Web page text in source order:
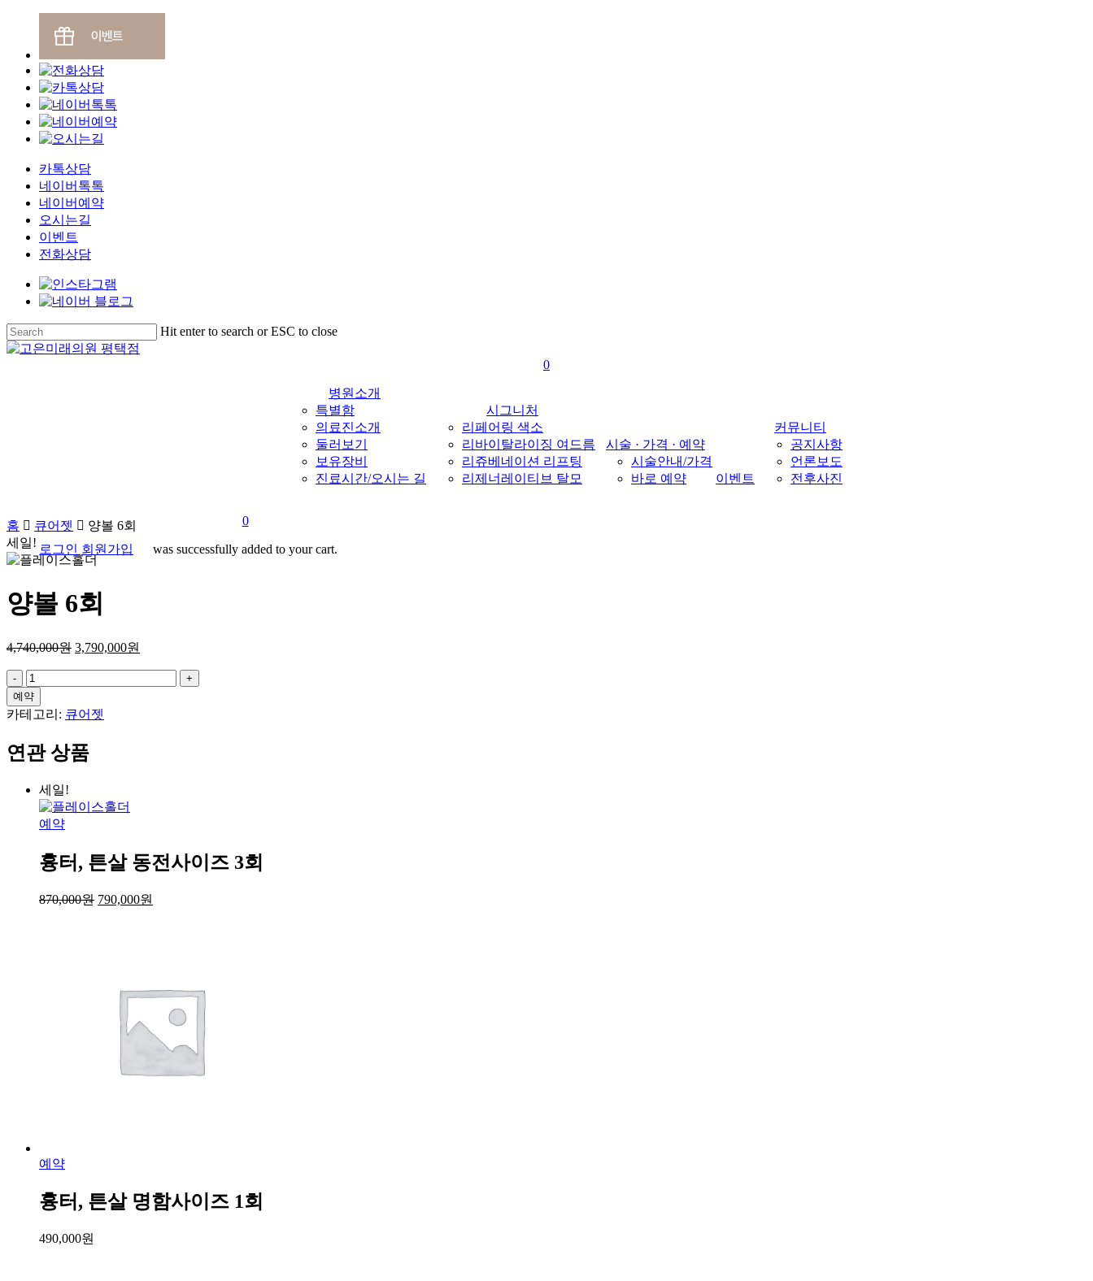
카톡상담
네이버톡톡
네이버예약
오시는길
이벤트
전화상담
Skip
to
main
Hit enter to search or ESC to close
Close
search
0
병원소개
특별함
의료진소개
둘러보기
보유장비
진료시간/오시는 길
시그니처
리페어링 색소
리바이탈라이징 여드름
리쥬베네이션 리프팅
리제너레이티브 탈모
시술 · 가격 · 예약
시술안내/가격
바로 예약
이벤트
커뮤니티
공지사항
언론보도
전후사진
로그인 회원가입
0
was successfully added to your cart.
홈 큐어젯
양볼 6회
세일!
양볼 6회
4,740,000원 3,790,000원
양
볼
6
회
수
량
예약
카테고리: 큐어젯
연관 상품
세일!
예약
흉터, 튼살 동전사이즈 3회
870,000원 790,000원
예약
흉터, 튼살 명함사이즈 1회
490,000원